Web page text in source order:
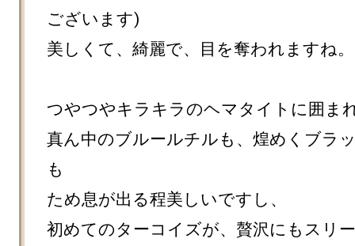
ございます)
美しくて、綺麗で、目を奪われますね。
つやつやキラキラのヘマタイトに囲ま
真ん中のブルールチルも、煌めくブラ
も
ため息が出る程美しいですし、
初めてのターコイズが、贅沢にもスリ